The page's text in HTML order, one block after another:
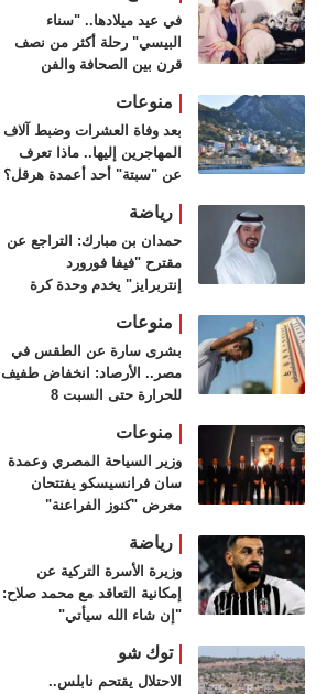
في عيد ميلادها.. "سناء
البيسي" رحلة أكثر من نصف
قرن بين الصحافة والفن
منوعات
بعد وفاة العشرات وضبط آلاف
المهاجرين إليها.. ماذا تعرف
عن "سبتة" أحد أعمدة هرقل؟
رياضة
حمدان بن مبارك: التراجع عن
مقترح "فيفا فورورد
إنتربرايز" يخدم وحدة كرة
منوعات
بشرى سارة عن الطقس في
مصر.. الأرصاد: انخفاض طفيف
للحرارة حتى السبت 8
منوعات
وزير السياحة المصري وعمدة
سان فرانسيسكو يفتتحان
معرض "كنوز الفراعنة"
رياضة
وزيرة الأسرة التركية عن
إمكانية التعاقد مع محمد صلاح:
"إن شاء الله سيأتي"
توك شو
الاحتلال يقتحم نابلس..